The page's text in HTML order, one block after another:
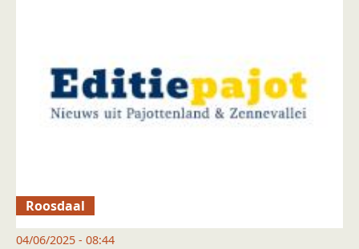
Roosdaal
04/06/2025 - 08:44